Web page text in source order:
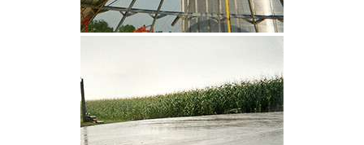
CLIQUEZ POUR AGRANDIR